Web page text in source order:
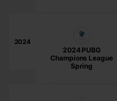
2024
2024 PUBG
Champions League
Spring